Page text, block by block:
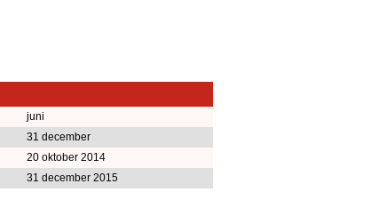
juni
31 december
20 oktober 2014
31 december 2015